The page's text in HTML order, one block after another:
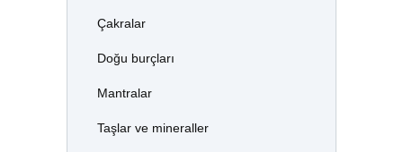
Çakralar
Doğu burçları
Mantralar
Taşlar ve mineraller